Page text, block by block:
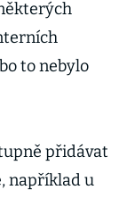
to nebylo
přidávat
například u